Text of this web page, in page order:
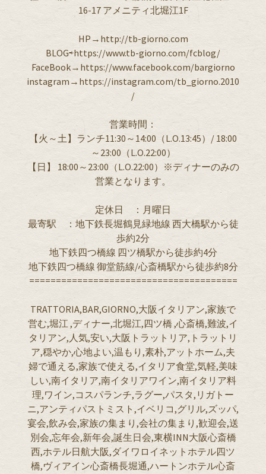
16-17 アメニティ北堀江1F
HP→http://tb-giorno.com
BLOG⇨https://www.tb-giorno.com/fcblog/
FaceBook→https://www.facebook.com/bargiorno
instagram→https://instagram.com/tb_giorno.2010
/
営業時間：
【火～土】ランチ11:30～14:00（L.O.13:45）/ 18:00
～23:00（L.O.22:00）
【日】 18:00～23:00（L.O.22:00）※ディナーのみの
営業となります。
定休日 ：月曜日
最寄駅 ：地下鉄長堀鶴見緑地線 西大橋駅から徒
歩約2分
地下鉄四つ橋線 四ツ橋駅から徒歩約4分
地下鉄四つ橋線 御堂筋線/心斎橋駅から徒歩約8分
=======================================
TRATTORIA,BAR,GIORNO,大阪イタリアン,家族で
営む,堀江 ,ディナー,北堀江,四ツ橋 ,心斎橋,難波,イ
タリアン,人気,安い,大阪トラットリア,トラットリ
ア,穏やか,心地よい,温もり,素朴,アットホーム,夫
婦で通える,家族で使える,イタリア食堂,気軽,美味
しい,南イタリア,南イタリアワイン,南イタリア料
理,ワイン,コスパランチ,ラグー,パスタ,リガトー
ニ,アンティパストミスト,イベリコ,グリル,ズッパ,
宴会,飲み会,家族の集まり,会社の集まり,歓迎会,送
別会,忘年会,新年会,誕生日会,東横INN大阪心斎橋
西,ホテル日航大阪,ダイワロイネットホテル四ツ
橋,ヴィアイン心斎橋長堀通,ハートンホテル心斎